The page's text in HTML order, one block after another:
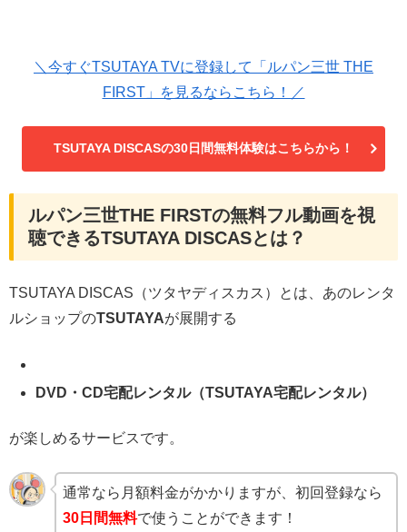
＼今すぐTSUTAYA TVに登録して「ルパン三世 THE
FIRST」を見るならこちら！／
TSUTAYA DISCASの30日間無料体験はこちらから！
ルパン三世THE FIRSTの無料フル動画を視
聴できるTSUTAYA DISCASとは？
TSUTAYA DISCAS（ツタヤディスカス）とは、あのレンタ
ルショップのTSUTAYAが展開する
DVD・CD宅配レンタル（TSUTAYA宅配レンタル）
が楽しめるサービスです。
通常なら月額料金がかかりますが、初回登録なら
30日間無料で使うことができます！